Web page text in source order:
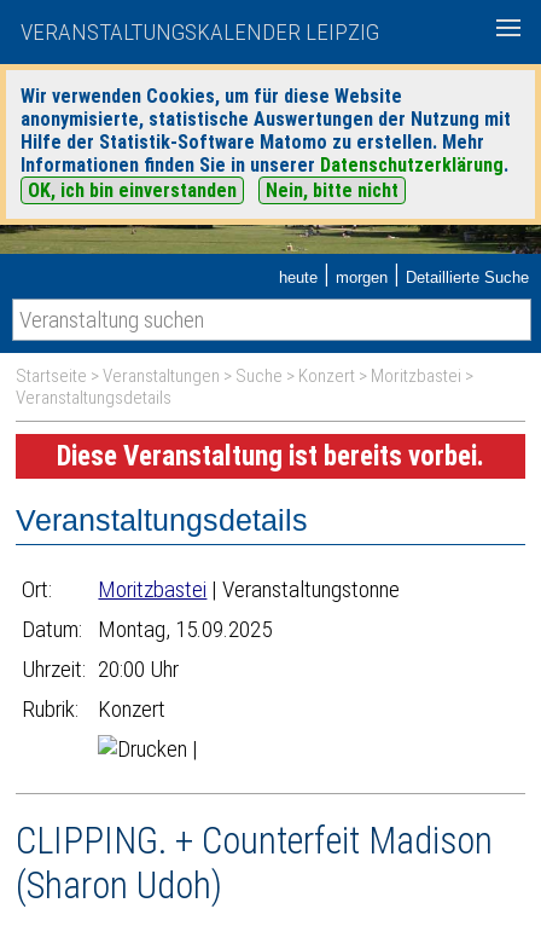
VERANSTALTUNGSKALENDER LEIPZIG
Wir verwenden Cookies, um für diese Website
anonymisierte, statistische Auswertungen der Nutzung mit
Hilfe der Statistik-Software Matomo zu erstellen. Mehr
Informationen finden Sie in unserer Datenschutzerklärung.
OK, ich bin einverstanden
Nein, bitte nicht
heute | morgen | Detaillierte Suche
Startseite >Veranstaltungen > Suche > Konzert > Moritzbastei >
Veranstaltungsdetails
Diese Veranstaltung ist bereits vorbei.
Veranstaltungsdetails
Ort: Moritzbastei | Veranstaltungstonne
Datum:
Montag, 15.09.2025
Uhrzeit: 20:00 Uhr
Rubrik:
Konzert
|
CLIPPING. + Counterfeit Madison
(Sharon Udoh)